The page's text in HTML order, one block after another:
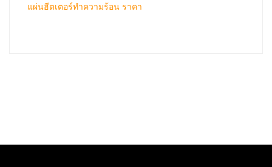
แผ่นฮีตเตอร์ทำความร้อน ราคา